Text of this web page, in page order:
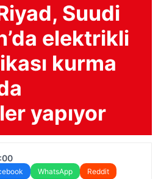
Suudi
elektrikli
kurma
yapıyor
WhatsApp
Reddit